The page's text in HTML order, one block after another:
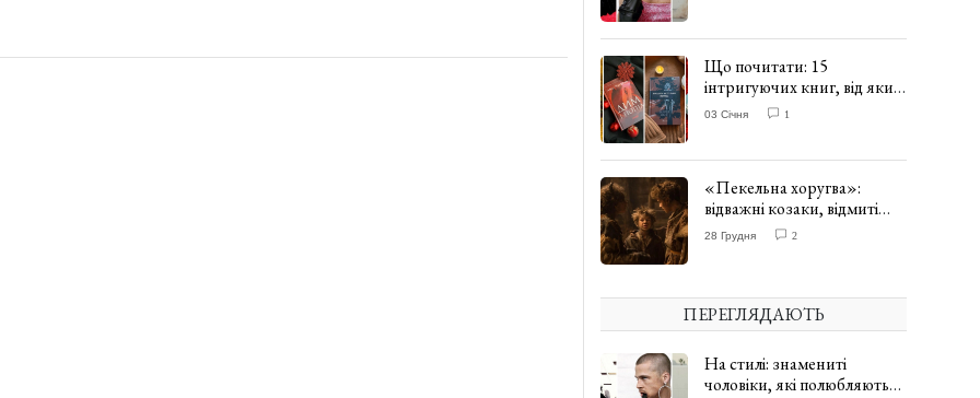
Що почитати: 15
інтригуючих книг, від яких
важко відірватись. ФОТО
03 Січня 1
«Пекельна хоругва»:
відважні козаки, відмиті
чорти та відчайдушний
28 Грудня 2
ПЕРЕГЛЯДАЮТЬ
На стилі: знамениті
чоловіки, які полюбляють